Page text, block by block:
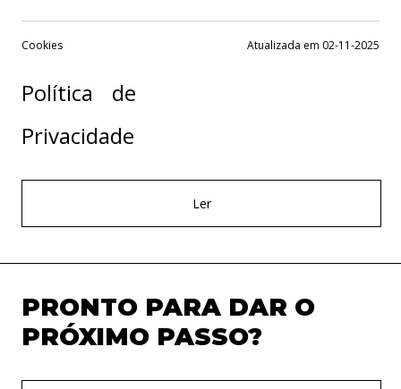
Cookies Atualizada em 02-11-2025
Política de
Privacidade
Ler
PRONTO PARA DAR O
PRÓXIMO PASSO?